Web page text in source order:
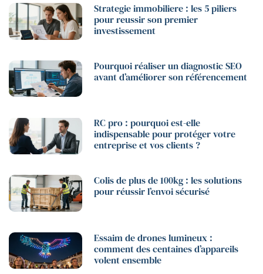
Strategie immobiliere : les 5 piliers
pour reussir son premier
investissement
Pourquoi réaliser un diagnostic SEO
avant d’améliorer son référencement
RC pro : pourquoi est-elle
indispensable pour protéger votre
entreprise et vos clients ?
Colis de plus de 100kg : les solutions
pour réussir l’envoi sécurisé
Essaim de drones lumineux :
comment des centaines d’appareils
volent ensemble